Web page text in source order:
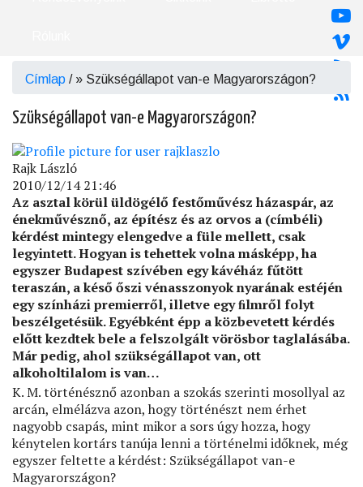
Morzsa
Címlap / Szükségállapot van-e Magyarországon?
Szükségállapot van-e Magyarországon?
Rajk László
2010/12/14 21:46
Az asztal körül üldögélő festőművész házaspár, az
énekművésznő, az építész és az orvos a (címbéli)
kérdést mintegy elengedve a füle mellett, csak
legyintett. Hogyan is tehettek volna másképp, ha
egyszer Budapest szívében egy kávéház fűtött
teraszán, a késő őszi vénasszonyok nyarának estéjén
egy színházi premierről, illetve egy ﬁlmről folyt
beszélgetésük. Egyébként épp a közbevetett kérdés
előtt kezdtek bele a felszolgált vörösbor taglalásába.
Már pedig, ahol szükségállapot van, ott
alkoholtilalom is van…
K. M. történésznő azonban a szokás szerinti mosollyal az
arcán, elmélázva azon, hogy történészt nem érhet
nagyobb csapás, mint mikor a sors úgy hozza, hogy
kénytelen kortárs tanúja lenni a történelmi időknek, még
egyszer feltette a kérdést: Szükségállapot van-e
Magyarországon?